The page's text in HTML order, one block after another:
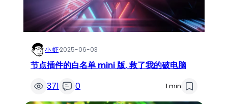
小 虾·2025-06-03
节点插件的白名单 mini 版, 救了我的破电脑
371
0 1 min